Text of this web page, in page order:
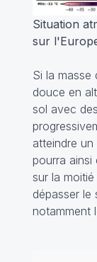
Situation
sur
Si la masse
douce en
sol avec
atteindre
pourra ainsi
sur la
dépasser le
notamment